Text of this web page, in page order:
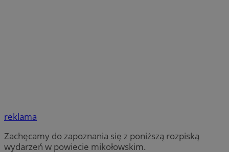
reklama
Zachęcamy do zapoznania się z poniższą rozpiską
wydarzeń w powiecie mikołowskim.